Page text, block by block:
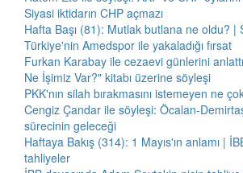
Siyasi iktidarın CHP açmazı
Hafta Başı (81): Mutlak butlana ne oldu? |
Türkiye'nin Amedspor ile yakaladığı fırsat
Furkan Karabay ile cezaevi günlerini
Ne İşimiz Var?" kitabı üzerine söyleşi
PKK'nın silah bırakmasını istemeyen ne
Cengiz Çandar ile söyleşi: Öcalan-
sürecinin geleceği
Haftaya Bakış (314): 1 Mayıs'ın anlamı |
tahliyeler